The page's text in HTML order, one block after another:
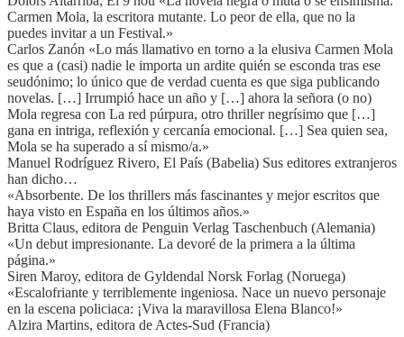
Carmen Mola, la escritora mutante. Lo peor de ella, que no la
puedes invitar a un Festival.»
Carlos Zanón «Lo más llamativo en torno a la elusiva Carmen Mola
es que a (casi) nadie le importa un ardite quién se esconda tras ese
seudónimo; lo único que de verdad cuenta es que siga publicando
novelas. […] Irrumpió hace un año y […] ahora la señora (o no)
Mola regresa con La red púrpura, otro thriller negrísimo que […]
gana en intriga, reflexión y cercanía emocional. […] Sea quien sea,
Mola se ha superado a sí mismo/a.»
Manuel Rodríguez Rivero, El País (Babelia) Sus editores extranjeros
han dicho…
«Absorbente. De los thrillers más fascinantes y mejor escritos que
haya visto en España en los últimos años.»
Britta Claus, editora de Penguin Verlag Taschenbuch (Alemania)
«Un debut impresionante. La devoré de la primera a la última
página.»
Siren Maroy, editora de Gyldendal Norsk Forlag (Noruega)
«Escalofriante y terriblemente ingeniosa. Nace un nuevo personaje
en la escena policiaca: ¡Viva la maravillosa Elena Blanco!»
Alzira Martins, editora de Actes-Sud (Francia)